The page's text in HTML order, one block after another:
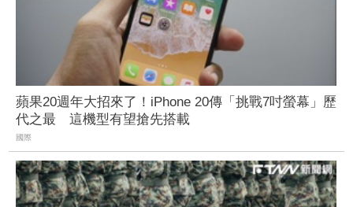
蘋果20週年大招來了！iPhone 20傳「挑戰7吋螢幕」歷
代之最 這機型有望搶先搭載
國際